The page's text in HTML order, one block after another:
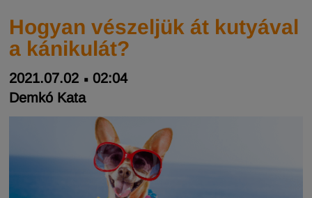
Hogyan vészeljük át kutyával
a kánikulát?
2021.07.02
02:04
Demkó Kata